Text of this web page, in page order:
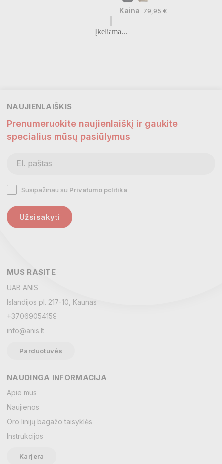
Kaina 79,95 €
Įkeliama...
El. paštas
Žinutė
NAUJIENLAIŠKIS
Prenumeruokite naujienlaiškį ir gaukite
specialius mūsų pasiūlymus
Susipažinau su Privatumo politika
Užsisakyti
MUS RASITE
UAB ANIS
Islandijos pl. 217-10, Kaunas
+37069054159
info@anis.lt
Parduotuvės
NAUDINGA INFORMACIJA
Apie mus
Naujienos
Oro linijų bagažo taisyklės
Instrukcijos
Karjera